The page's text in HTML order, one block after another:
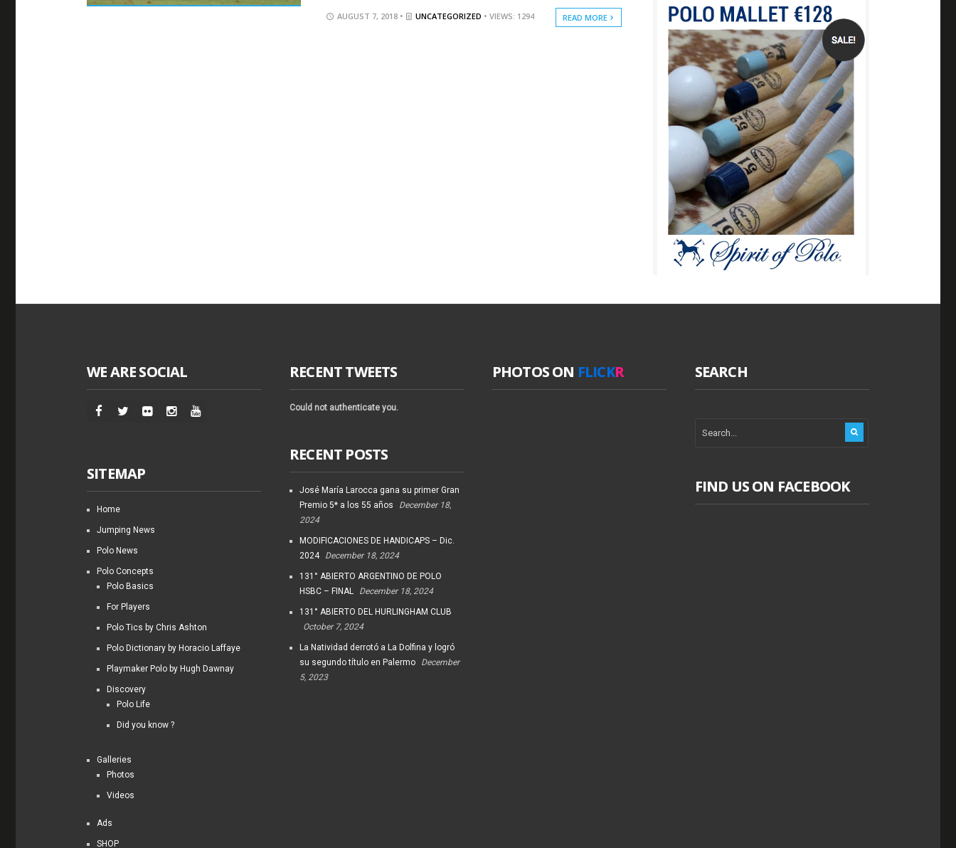
AUGUST 7, 2018 • UNCATEGORIZED • VIEWS: 1294 READ MORE
WE ARE SOCIAL
SITEMAP
Home
Jumping News
Polo News
Polo Concepts
Polo Basics
For Players
Polo Tics by Chris Ashton
Polo Dictionary by Horacio Laffaye
Playmaker Polo by Hugh Dawnay
Discovery
Polo Life
Did you know ?
Galleries
Photos
Videos
Ads
SHOP
RECENT TWEETS
Could not authenticate you.
RECENT POSTS
José María Larocca gana su primer Gran
Premio 5* a los 55 años
December 18,
2024
MODIFICACIONES DE HANDICAPS – Dic.
2024
December 18, 2024
131° ABIERTO ARGENTINO DE POLO
HSBC – FINAL
December 18, 2024
131° ABIERTO DEL HURLINGHAM CLUB
October 7, 2024
La Natividad derrotó a La Dolfina y logró
su segundo título en Palermo
December
5, 2023
PHOTOS ON FLICKR SEARCH
FIND US ON FACEBOOK